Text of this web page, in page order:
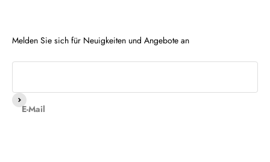
Melden Sie sich für Neuigkeiten und Angebote an
E-Mail
Abonnieren